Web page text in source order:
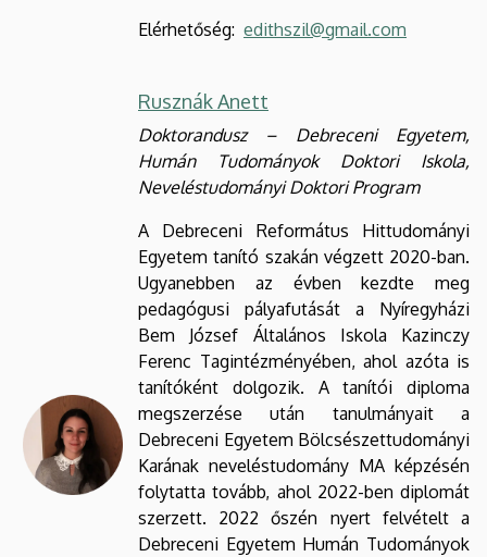
Elérhetőség: edithszil@gmail.com
Rusznák Anett
Doktorandusz – Debreceni Egyetem,
Humán Tudományok Doktori Iskola,
Neveléstudományi Doktori Program
A Debreceni Református Hittudományi
Egyetem tanító szakán végzett 2020-ban.
Ugyanebben az évben kezdte meg
pedagógusi pályafutását a Nyíregyházi
Bem József Általános Iskola Kazinczy
Ferenc Tagintézményében, ahol azóta is
tanítóként dolgozik. A tanítói diploma
megszerzése után tanulmányait a
Debreceni Egyetem Bölcsészettudományi
Karának neveléstudomány MA képzésén
folytatta tovább, ahol 2022-ben diplomát
szerzett. 2022 őszén nyert felvételt a
Debreceni Egyetem Humán Tudományok